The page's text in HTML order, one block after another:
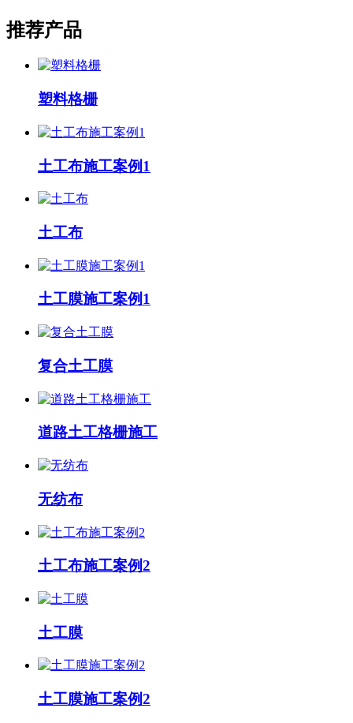
推荐产品
塑料格栅
土工布施工案例1
土工布
土工膜施工案例1
复合土工膜
道路土工格栅施工
无纺布
土工布施工案例2
土工膜
土工膜施工案例2